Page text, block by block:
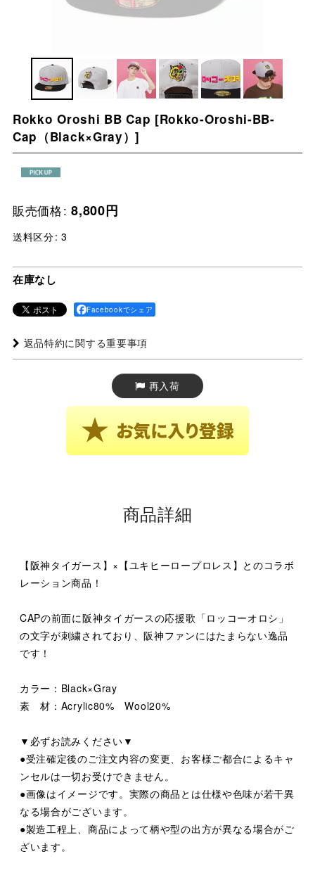
Rokko Oroshi BB Cap [Rokko-Oroshi-BB-
Cap（Black×Gray）]
販売価格: 8,800円
送料区分: 3
在庫なし
Facebookでシェア
返品特約に関する重要事項
再入荷
商品詳細
【阪神タイガース】×【ユキヒーロープロレス】とのコラボ
レーション商品！
CAPの前面に阪神タイガースの応援歌「ロッコーオロシ」
の文字が刺繍されており、阪神ファンにはたまらない逸品
です！
カラー：Black×Gray
素 材：Acrylic80% Wool20%
▼必ずお読みください▼
●受注確定後のご注文内容の変更、お客様ご都合によるキャ
ンセルは一切お受けできません。
●画像はイメージです。実際の商品とは仕様や色味が若干異
なる場合がございます。
●製造工程上、商品によって柄や型の出方が異なる場合がご
ざいます。